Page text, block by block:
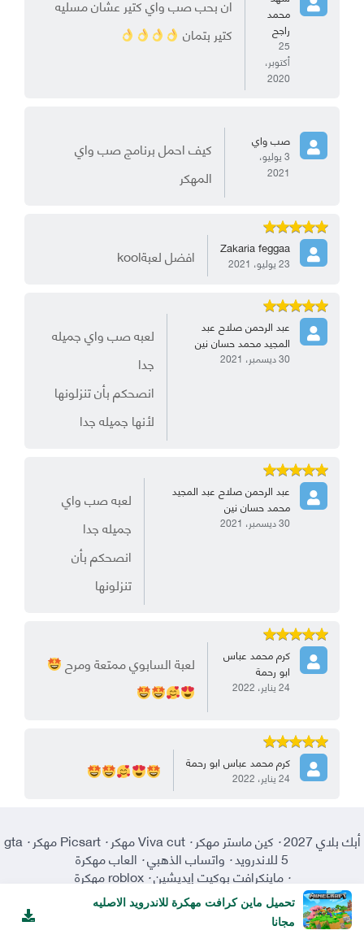
محمد
راجح
25
أكتوبر،
2020
كتير بتمان
صب واي
3 يوليو،
2021
كيف احمل برنامج صب واي
المهكر
Zakaria feggaa
23 يوليو، 2021 افضل لعبةkool
عبد الرحمن صلاح عبد
المجيد محمد حسان نين
30 ديسمبر، 2021
لعبه صب واي جميله
جدا
انصحكم بأن تنزلونها
لأنها جميله جدا
عبد الرحمن صلاح عبد المجيد
محمد حسان نين
30 ديسمبر، 2021
لعبه صب واي
جميله جدا
انصحكم بأن
تنزلونها
كرم محمد عباس
ابو رحمة
24 يناير، 2022
لعبة السابوي ممتعة ومرح
كرم محمد عباس ابو رحمة
24 يناير، 2022
تحميل ماين كرافت مهكرة للاندرويد الاصليه
مجانا
أبك بلاي 2027 · كين ماستر مهكر·Viva cut مهكر ·Picsart مهكر ·
gta
5 للاندرويد ·واتساب الذهبي· العاب مهكرة
·ماينكرافت بوكيت إيديشين·roblox مهكرة